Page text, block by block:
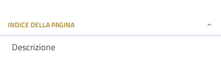
INDICE DELLA PAGINA
Descrizione